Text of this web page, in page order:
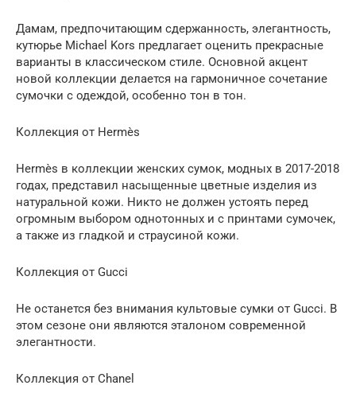
Дамам, предпочитающим сдержанность, элегантность,
кутюрье Michael Kors предлагает оценить прекрасные
варианты в классическом стиле. Основной акцент
новой коллекции делается на гармоничное сочетание
сумочки с одеждой, особенно тон в тон.
Коллекция от Hermès
Hermès в коллекции женских сумок, модных в 2017-2018
годах, представил насыщенные цветные изделия из
натуральной кожи. Никто не должен устоять перед
огромным выбором однотонных и с принтами сумочек,
а также из гладкой и страусиной кожи.
Коллекция от Gucci
Не останется без внимания культовые сумки от Gucci. В
этом сезоне они являются эталоном современной
элегантности.
Коллекция от Chanel